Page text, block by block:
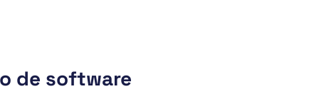
de software